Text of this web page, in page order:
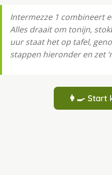
Intermezze 1 combineert
Alles draait om tonijn,
uur staat het op tafel,
stappen hieronder en zet
👩‍🍳 Start